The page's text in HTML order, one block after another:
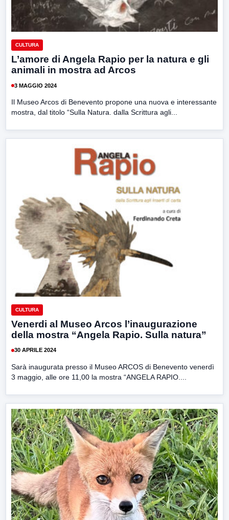
CULTURA
L’amore di Angela Rapio per la natura e gli
animali in mostra ad Arcos
3 MAGGIO 2024
Il Museo Arcos di Benevento propone una nuova e interessante
mostra, dal titolo “Sulla Natura. dalla Scrittura agli...
CULTURA
Venerdi al Museo Arcos l’inaugurazione
della mostra “Angela Rapio. Sulla natura”
30 APRILE 2024
Sarà inaugurata presso il Museo ARCOS di Benevento venerdì
3 maggio, alle ore 11,00 la mostra “ANGELA RAPIO....